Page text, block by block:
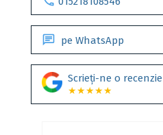
chat pe WhatsApp
Scrieți-ne o recenzie
★★★★★